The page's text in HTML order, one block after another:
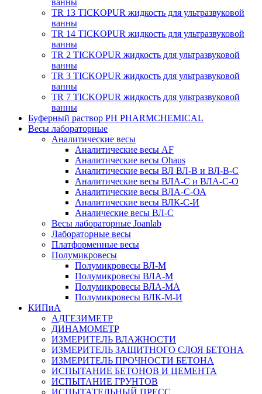
ванны
TR 13 TICKOPUR жидкость для ультразвуковой
ванны
TR 14 TICKOPUR жидкость для ультразвуковой
ванны
TR 2 TICKOPUR жидкость для ультразвуковой
ванны
TR 3 TICKOPUR жидкость для ультразвуковой
ванны
TR 7 TICKOPUR жидкость для ультразвуковой
ванны
Буферный раствор PH PHARMCHEMICAL
Весы лабораторные
Аналитические весы
Аналитические весы AF
Аналитические весы Ohaus
Аналитические весы ВЛ ВЛ-В и ВЛ-В-С
Аналитические весы ВЛА-С и ВЛА-С-О
Аналитические весы ВЛА-С-ОА
Аналитические весы ВЛК-С-И
Аналические весы ВЛ-С
Весы лабораторные Joanlab
Лабораторные весы
Платформенные весы
Полумикровесы
Полумикровесы ВЛ-М
Полумикровесы ВЛА-М
Полумикровесы ВЛА-МА
Полумикровесы ВЛК-М-И
КИПиА
АДГЕЗИМЕТР
ДИНАМОМЕТР
ИЗМЕРИТЕЛЬ ВЛАЖНОСТИ
ИЗМЕРИТЕЛЬ ЗАЩИТНОГО СЛОЯ БЕТОНА
ИЗМЕРИТЕЛЬ ПРОЧНОСТИ БЕТОНА
ИСПЫТАНИЕ БЕТОНОВ И ЦЕМЕНТА
ИСПЫТАНИЕ ГРУНТОВ
ИСПЫТАТЕЛЬНЫЙ ПРЕСС